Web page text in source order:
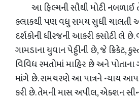
આ ફિલ્મની સૌથી મોટી નબળાઈ
કલાકથી પણ વધુ સમય સુધી ચાલતી
દર્શકોની ધીરજની આકરી કસોટી લે છે.
ગામડાના યુવાન પેડ્ડીની છે, જે ક્રિકેટ,
વિવિધ રમતોમાં માહિર છે અને
માંગે છે. રામચરણે આ પાત્રને ન્યાય
કરી છે. તેમની માસ અપીલ, એક્શન